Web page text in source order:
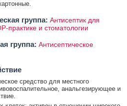
группа: Антисептик для
практике и стоматологии
группа: Антисептическое
средство для местного
анальгезирующее и